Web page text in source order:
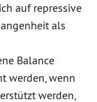
auf repressive
als
Balance
werden, wenn
werden,